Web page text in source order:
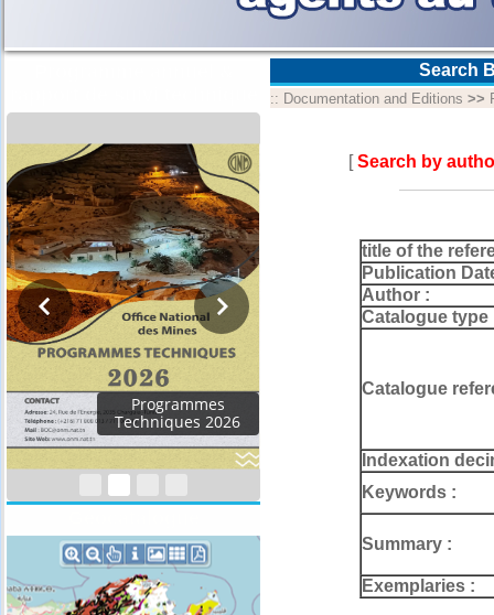
Rapport d'activités
2024
Search
:: Documentation and Editions >>
[Search by
title of the
Publication
Author :
Catalogue type
Catalogue
Indexation
Keywords :
Summary :
Exemplaries :